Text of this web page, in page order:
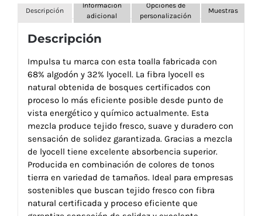
Descripción
Información
adicional
Opciones de
personalización
Muestras
Descripción
Impulsa tu marca con esta toalla fabricada con
68% algodón y 32% lyocell. La fibra lyocell es
natural obtenida de bosques certificados con
proceso lo más eficiente posible desde punto de
vista energético y químico actualmente. Esta
mezcla produce tejido fresco, suave y duradero con
sensación de solidez garantizada. Gracias a mezcla
de lyocell tiene excelente absorbencia superior.
Producida en combinación de colores de tonos
tierra en variedad de tamaños. Ideal para empresas
sostenibles que buscan tejido fresco con fibra
natural certificada y proceso eficiente que